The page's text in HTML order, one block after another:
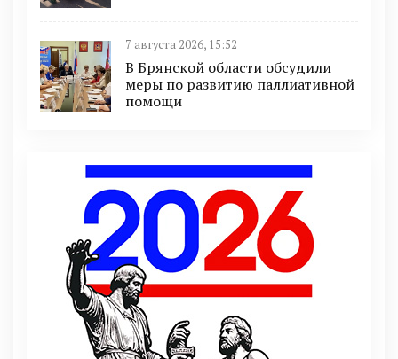
7 августа 2026, 15:52
В Брянской области обсудили
меры по развитию паллиативной
помощи